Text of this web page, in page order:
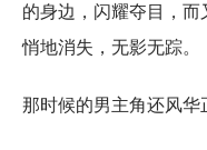
的身边，闪耀夺目，
悄地消失，无影无踪。
那时候的男主角还风华